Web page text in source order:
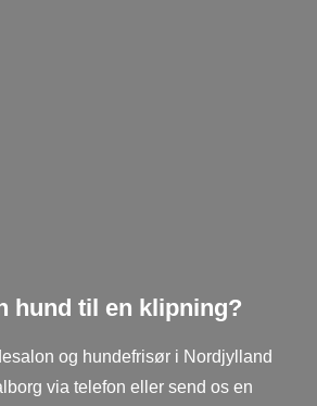
hund til en klipning?
og hundefrisør i Nordjylland
via telefon eller send os en